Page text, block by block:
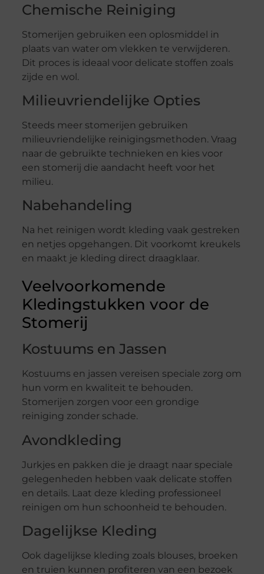
Chemische Reiniging
Stomerijen gebruiken een oplosmiddel in
plaats van water om vlekken te verwijderen.
Dit proces is ideaal voor delicate stoffen zoals
zijde en wol.
Milieuvriendelijke Opties
Steeds meer stomerijen gebruiken
milieuvriendelijke reinigingsmethoden. Vraag
naar de gebruikte technieken en kies voor
een stomerij die aandacht heeft voor het
milieu.
Nabehandeling
Na het reinigen wordt kleding vaak gestreken
en netjes opgehangen. Dit voorkomt kreukels
en maakt je kleding direct draagklaar.
Veelvoorkomende
Kledingstukken voor de
Stomerij
Kostuums en Jassen
Kostuums en jassen vereisen speciale zorg om
hun vorm en kwaliteit te behouden.
Stomerijen zorgen voor een grondige
reiniging zonder schade.
Avondkleding
Jurkjes en pakken die je draagt naar speciale
gelegenheden hebben vaak delicate stoffen
en details. Laat deze kleding professioneel
reinigen om hun schoonheid te behouden.
Dagelijkse Kleding
Ook dagelijkse kleding zoals blouses, broeken
en truien kunnen profiteren van een bezoek